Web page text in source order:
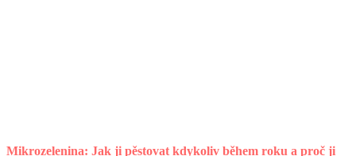
Mikrozelenina: Jak ji pěstovat kdykoliv během roku a proč ji